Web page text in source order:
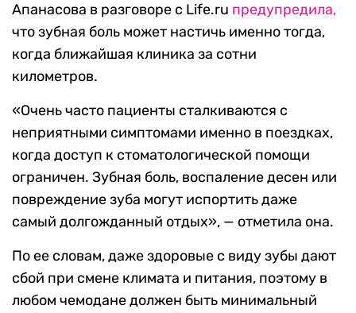
Апанасова в разговоре с Life.ru предупредила,
что зубная боль может настичь именно тогда,
когда ближайшая клиника за сотни
километров.
«Очень часто пациенты сталкиваются с
неприятными симптомами именно в поездках,
когда доступ к стоматологической помощи
ограничен. Зубная боль, воспаление десен или
повреждение зуба могут испортить даже
самый долгожданный отдых», — отметила она.
По ее словам, даже здоровые с виду зубы дают
сбой при смене климата и питания, поэтому в
любом чемодане должен быть минимальный